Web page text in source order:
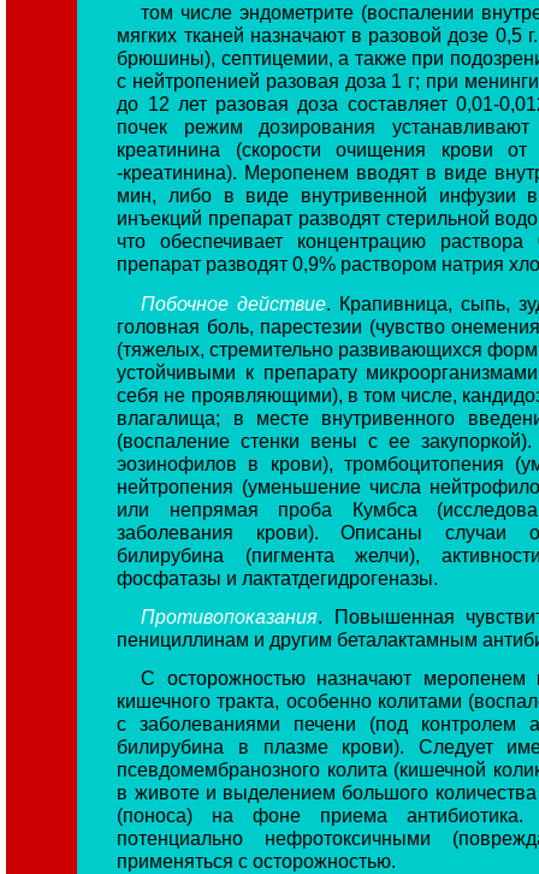
том числе эндометрите (воспалении
мягких тканей назначают в разовой дозе
брюшины), септицемии, а также при
с нейтропенией разовая доза 1 г; при
до 12 лет разовая доза составляет 0,01-
почек режим дозирования
креатинина (скорости очищения крови от
-креатинина). Меропенем вводят в виде
мин, либо в виде внутривенной инфузии
инъекций препарат разводят стерильной
что обеспечивает концентрацию
препарат разводят 0,9% раствором натрия
Побочное действие. Крапивница, сыпь,
головная боль, парестезии (чувство
(тяжелых, стремительно развивающихся
устойчивыми к препарату
себя не проявляющими), в том числе,
влагалища; в месте внутривенного
(воспаление стенки вены с ее
эозинофилов в крови), тромбоцитопения
нейтропения (уменьшение числа
или непрямая проба Кумбса
заболевания крови). Описаны случаи
билирубина (пигмента желчи),
фосфатазы и лактатдегидрогеназы.
Противопоказания. Повышенная
пенициллинам и другим беталактамным
С осторожностью назначают меропенем
кишечного тракта, особенно колитами
с заболеваниями печени (под контролем
билирубина в плазме крови). Следует
псевдомембранозного колита (кишечной
в животе и выделением большого
(поноса) на фоне приема
потенциально нефротоксичными
применяться с осторожностью.